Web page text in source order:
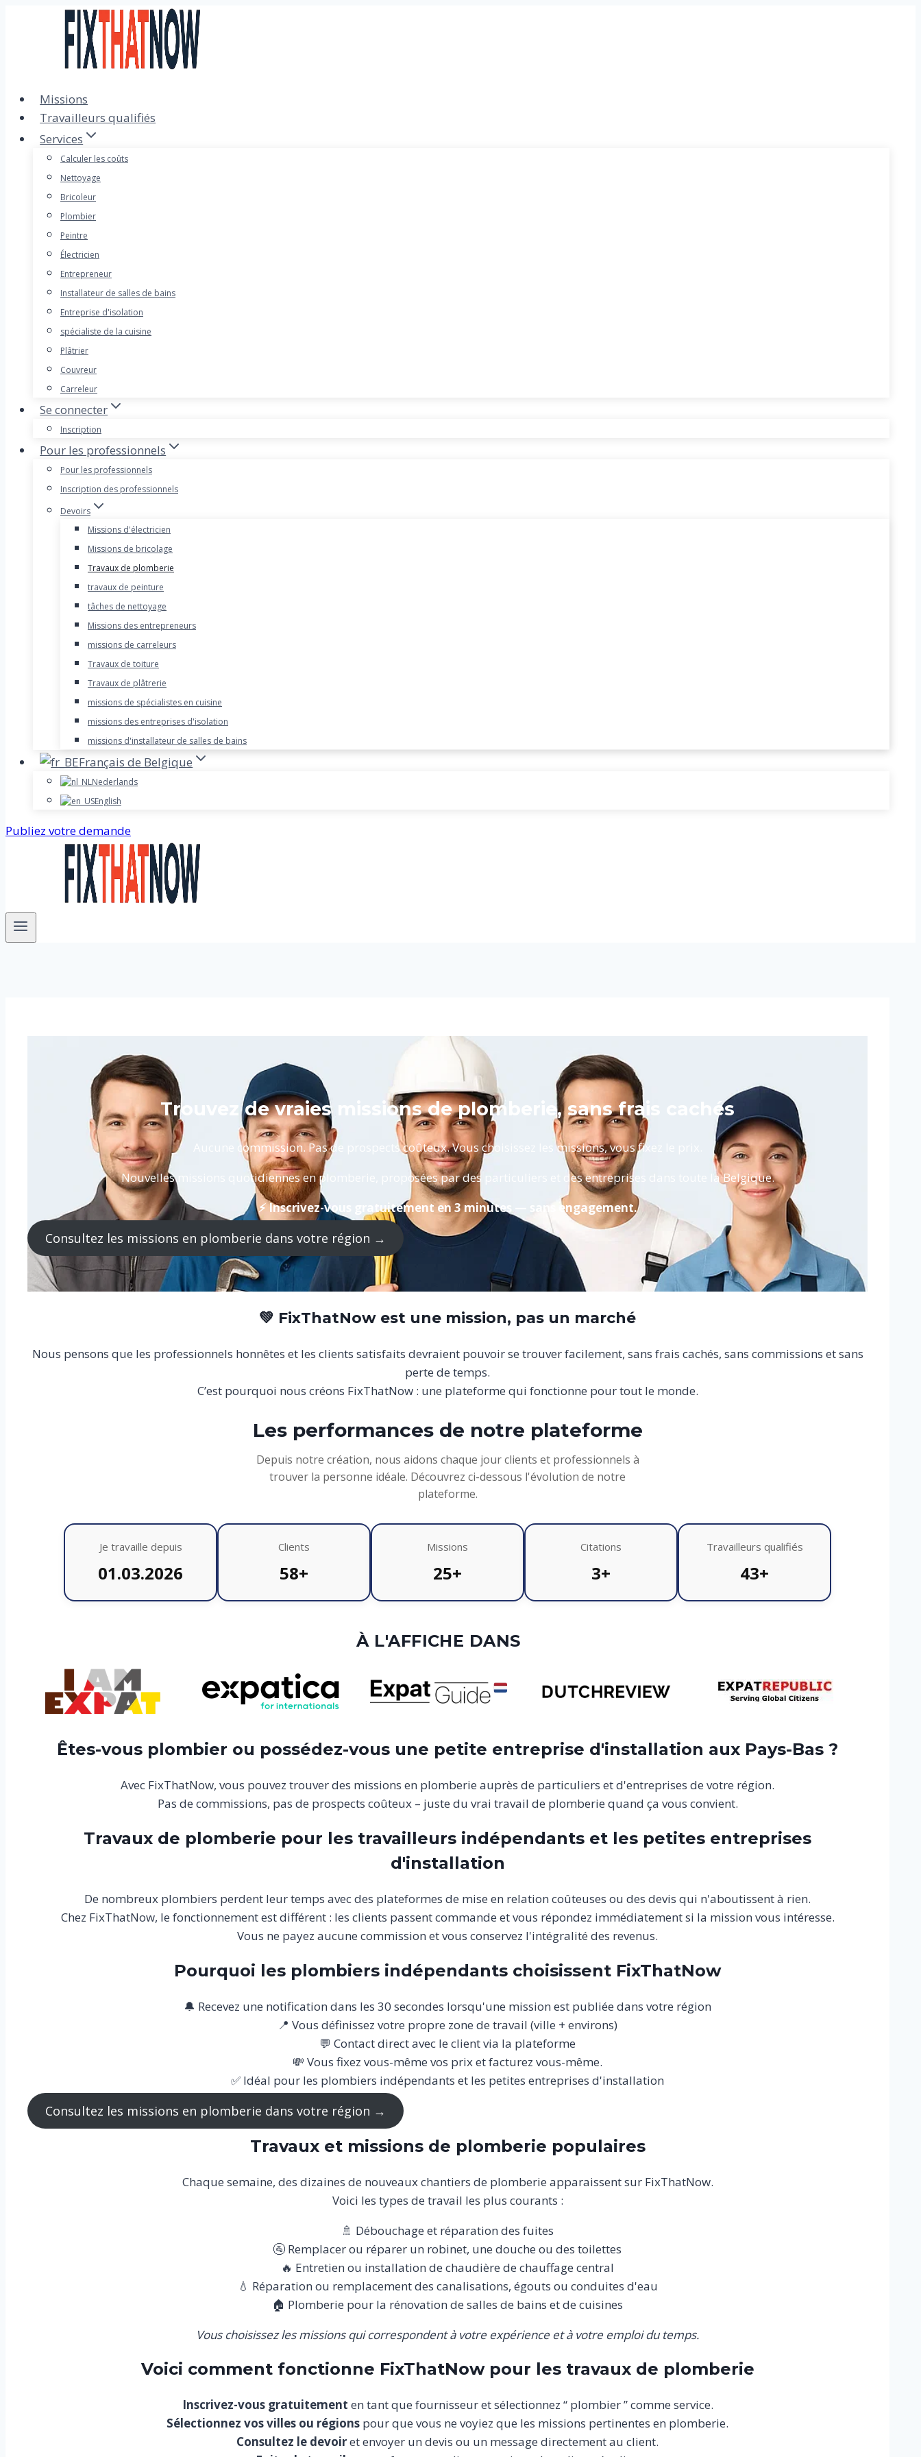
Missions
Travailleurs qualifiés
Services
Calculer les coûts
Nettoyage
Bricoleur
Plombier
Peintre
Électricien
Entrepreneur
Installateur de salles de bains
Entreprise d'isolation
spécialiste de la cuisine
Plâtrier
Couvreur
Carreleur
Se connecter
Inscription
Pour les professionnels
Pour les professionnels
Inscription des professionnels
Devoirs
Missions d'électricien
Missions de bricolage
Travaux de plomberie
travaux de peinture
tâches de nettoyage
Missions des entrepreneurs
missions de carreleurs
Travaux de toiture
Travaux de plâtrerie
missions de spécialistes en cuisine
missions des entreprises d'isolation
missions d'installateur de salles de bains
Français de Belgique
Nederlands
English
Publiez votre demande
Trouvez de vraies missions de plomberie, sans frais cachés
Aucune commission. Pas de prospects coûteux. Vous choisissez les missions, vous fixez le prix.
Nouvelles missions quotidiennes en plomberie, proposées par des particuliers et des entreprises dans toute la Belgique.
⚡ Inscrivez-vous gratuitement en 3 minutes — sans engagement.
Consultez les missions en plomberie dans votre région →
💚 FixThatNow est une mission, pas un marché
Nous pensons que les professionnels honnêtes et les clients satisfaits devraient pouvoir se trouver facilement, sans frais cachés, sans commissions et sans
perte de temps.
C’est pourquoi nous créons FixThatNow : une plateforme qui fonctionne pour tout le monde.
Les performances de notre plateforme
Depuis notre création, nous aidons chaque jour clients et professionnels à
trouver la personne idéale. Découvrez ci-dessous l'évolution de notre
plateforme.
Je travaille depuis
01.03.2026
Clients
58+
Missions
25+
Citations
3+
Travailleurs qualifiés
43+
À L'AFFICHE DANS
Êtes-vous plombier ou possédez-vous une petite entreprise d'installation aux Pays-Bas ?
Avec FixThatNow, vous pouvez trouver des missions en plomberie auprès de particuliers et d'entreprises de votre région.
Pas de commissions, pas de prospects coûteux – juste du vrai travail de plomberie quand ça vous convient.
Travaux de plomberie pour les travailleurs indépendants et les petites entreprises
d'installation
De nombreux plombiers perdent leur temps avec des plateformes de mise en relation coûteuses ou des devis qui n'aboutissent à rien.
Chez FixThatNow, le fonctionnement est différent : les clients passent commande et vous répondez immédiatement si la mission vous intéresse.
Vous ne payez aucune commission et vous conservez l'intégralité des revenus.
Pourquoi les plombiers indépendants choisissent FixThatNow
🔔 Recevez une notification dans les 30 secondes lorsqu'une mission est publiée dans votre région
📍 Vous définissez votre propre zone de travail (ville + environs)
💬 Contact direct avec le client via la plateforme
💸 Vous fixez vous-même vos prix et facturez vous-même.
✅ Idéal pour les plombiers indépendants et les petites entreprises d'installation
Consultez les missions en plomberie dans votre région →
Travaux et missions de plomberie populaires
Chaque semaine, des dizaines de nouveaux chantiers de plomberie apparaissent sur FixThatNow.
Voici les types de travail les plus courants :
🚿 Débouchage et réparation des fuites
🚰 Remplacer ou réparer un robinet, une douche ou des toilettes
🔥 Entretien ou installation de chaudière de chauffage central
💧 Réparation ou remplacement des canalisations, égouts ou conduites d'eau
🏠 Plomberie pour la rénovation de salles de bains et de cuisines
Vous choisissez les missions qui correspondent à votre expérience et à votre emploi du temps.
Voici comment fonctionne FixThatNow pour les travaux de plomberie
Inscrivez-vous gratuitement en tant que fournisseur et sélectionnez “ plombier ” comme service.
Sélectionnez vos villes ou régions pour que vous ne voyiez que les missions pertinentes en plomberie.
Consultez le devoiret envoyer un devis ou un message directement au client.